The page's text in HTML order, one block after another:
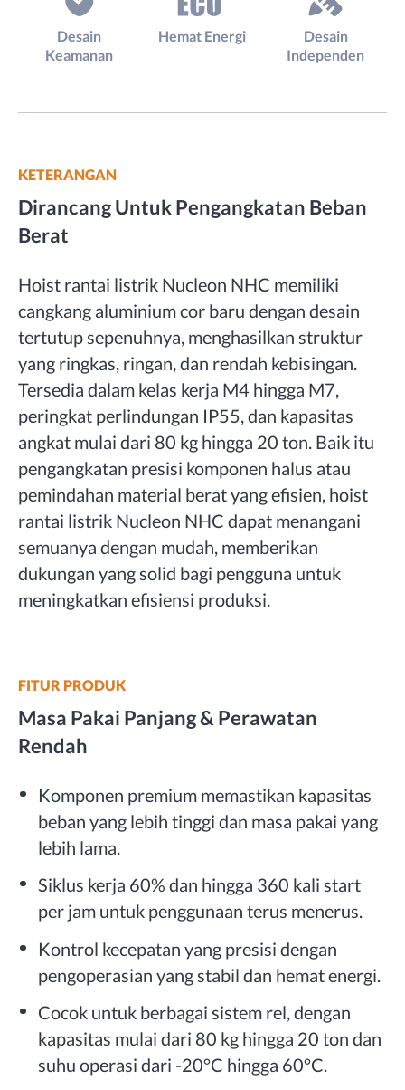
Desain
Keamanan
Hemat Energi
Desain
Independen
KETERANGAN
Dirancang Untuk Pengangkatan Beban
Berat
Hoist rantai listrik Nucleon NHC memiliki
cangkang aluminium cor baru dengan desain
tertutup sepenuhnya, menghasilkan struktur
yang ringkas, ringan, dan rendah kebisingan.
Tersedia dalam kelas kerja M4 hingga M7,
peringkat perlindungan IP55, dan kapasitas
angkat mulai dari 80 kg hingga 20 ton. Baik itu
pengangkatan presisi komponen halus atau
pemindahan material berat yang efisien, hoist
rantai listrik Nucleon NHC dapat menangani
semuanya dengan mudah, memberikan
dukungan yang solid bagi pengguna untuk
meningkatkan efisiensi produksi.
FITUR PRODUK
Masa Pakai Panjang & Perawatan
Rendah
Komponen premium memastikan kapasitas
beban yang lebih tinggi dan masa pakai yang
lebih lama.
Siklus kerja 60% dan hingga 360 kali start
per jam untuk penggunaan terus menerus.
Kontrol kecepatan yang presisi dengan
pengoperasian yang stabil dan hemat energi.
Cocok untuk berbagai sistem rel, dengan
kapasitas mulai dari 80 kg hingga 20 ton dan
suhu operasi dari -20°C hingga 60°C.